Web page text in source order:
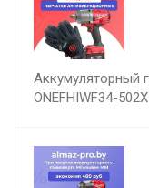
Аккумуляторный
ONEFHIWF34-